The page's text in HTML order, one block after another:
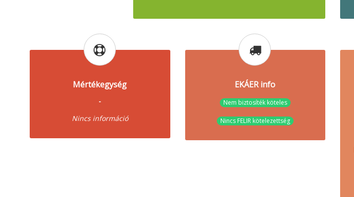
Mértékegység
-
Nincs információ
EKÁER info
Nem biztosíték köteles
Nincs FELIR kötelezettség